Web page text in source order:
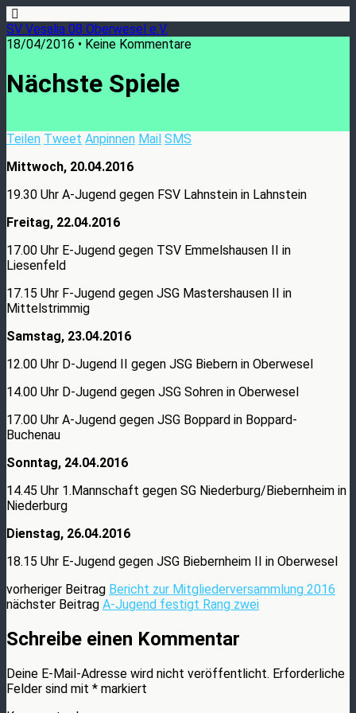
SV Vesalia 08 Oberwesel e.V.
18/04/2016 • Keine Kommentare
Nächste Spiele
Teilen Tweet Anpinnen Mail SMS
Mittwoch, 20.04.2016
19.30 Uhr A-Jugend gegen FSV Lahnstein in Lahnstein
Freitag, 22.04.2016
17.00 Uhr E-Jugend gegen TSV Emmelshausen II in
Liesenfeld
17.15 Uhr F-Jugend gegen JSG Mastershausen II in
Mittelstrimmig
Samstag, 23.04.2016
12.00 Uhr D-Jugend II gegen JSG Biebern in Oberwesel
14.00 Uhr D-Jugend gegen JSG Sohren in Oberwesel
17.00 Uhr A-Jugend gegen JSG Boppard in Boppard-
Buchenau
Sonntag, 24.04.2016
14.45 Uhr 1.Mannschaft gegen SG Niederburg/Biebernheim in
Niederburg
Dienstag, 26.04.2016
18.15 Uhr E-Jugend gegen JSG Biebernheim II in Oberwesel
vorheriger Beitrag Bericht zur Mitgliederversammlung 2016
nächster Beitrag A-Jugend festigt Rang zwei
Schreibe einen Kommentar
Deine E-Mail-Adresse wird nicht veröffentlicht. Erforderliche
Felder sind mit * markiert